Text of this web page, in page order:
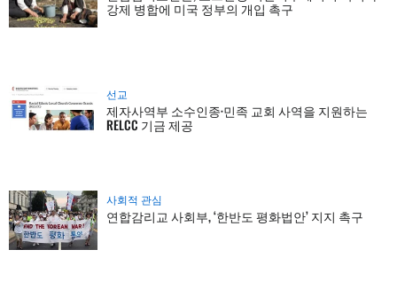
강제 병합에 미국 정부의 개입 촉구
선교
제자사역부 소수인종·민족 교회 사역을 지원하는
RELCC 기금 제공
사회적 관심
연합감리교 사회부, ‘한반도 평화법안’ 지지 촉구